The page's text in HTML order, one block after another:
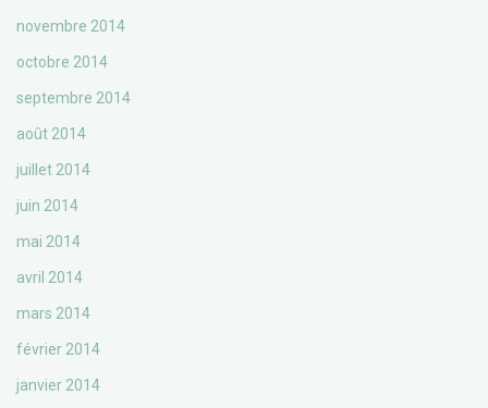
novembre 2014
octobre 2014
septembre 2014
août 2014
juillet 2014
juin 2014
mai 2014
avril 2014
mars 2014
février 2014
janvier 2014